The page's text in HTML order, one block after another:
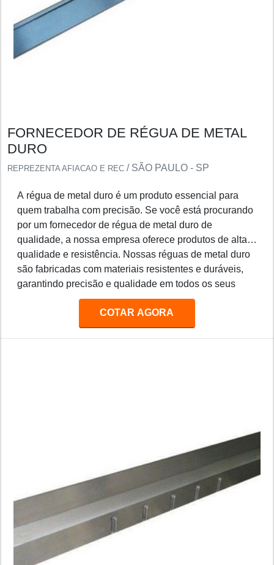
FORNECEDOR DE RÉGUA DE METAL
DURO
REPREZENTA AFIACAO E REC / SÃO PAULO - SP
A régua de metal duro é um produto essencial para
quem trabalha com precisão. Se você está procurando
por um fornecedor de régua de metal duro de
qualidade, a nossa empresa oferece produtos de alta
qualidade e resistência. Nossas réguas de metal duro
são fabricadas com materiais resistentes e duráveis,
garantindo precisão e qualidade em todos os seus
projetos. Além disso, oferecemos preços competitivos
e entrega rápida para todos os nossos clientes.
COTAR AGORA